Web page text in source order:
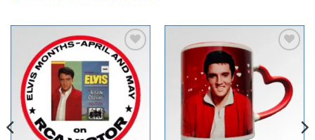
Zur
Wunschliste
hinzufügen
Wunschliste
hinzufügen